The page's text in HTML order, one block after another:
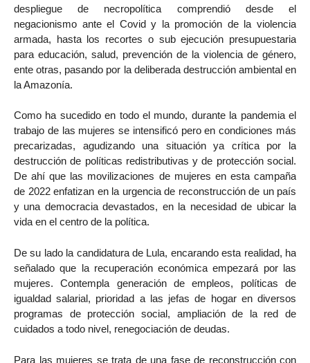
despliegue de necropolítica comprendió desde el
negacionismo ante el Covid y la promoción de la violencia
armada, hasta los recortes o sub ejecución presupuestaria
para educación, salud, prevención de la violencia de género,
ente otras, pasando por la deliberada destrucción ambiental en
la Amazonía.
Como ha sucedido en todo el mundo, durante la pandemia el
trabajo de las mujeres se intensificó pero en condiciones más
precarizadas, agudizando una situación ya crítica por la
destrucción de políticas redistributivas y de protección social.
De ahí que las movilizaciones de mujeres en esta campaña
de 2022 enfatizan en la urgencia de reconstrucción de un país
y una democracia devastados, en la necesidad de ubicar la
vida en el centro de la política.
De su lado la candidatura de Lula, encarando esta realidad, ha
señalado que la recuperación económica empezará por las
mujeres. Contempla generación de empleos, políticas de
igualdad salarial, prioridad a las jefas de hogar en diversos
programas de protección social, ampliación de la red de
cuidados a todo nivel, renegociación de deudas.
Para las mujeres se trata de una fase de reconstrucción con